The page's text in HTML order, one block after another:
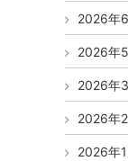
2026年
2026年
2026年
2026年2
2026年1